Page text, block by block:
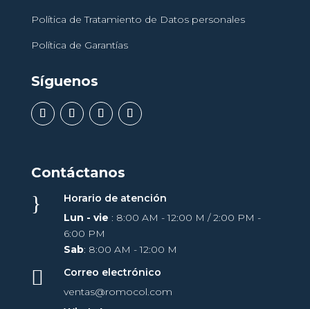
Política de Tratamiento de Datos personales
Política de Garantías
Síguenos
Contáctanos
}
Horario de atención
Lun - vie : 8:00 AM - 12:00 M / 2:00 PM -
6:00 PM
Sab: 8:00 AM - 12:00 M

Correo electrónico
ventas@romocol.com